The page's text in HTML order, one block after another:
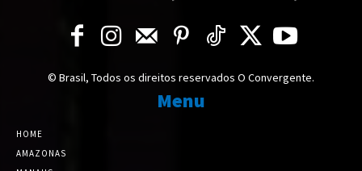
© Brasil, Todos os direitos reservados O Convergente.
Menu
HOME
AMAZONAS